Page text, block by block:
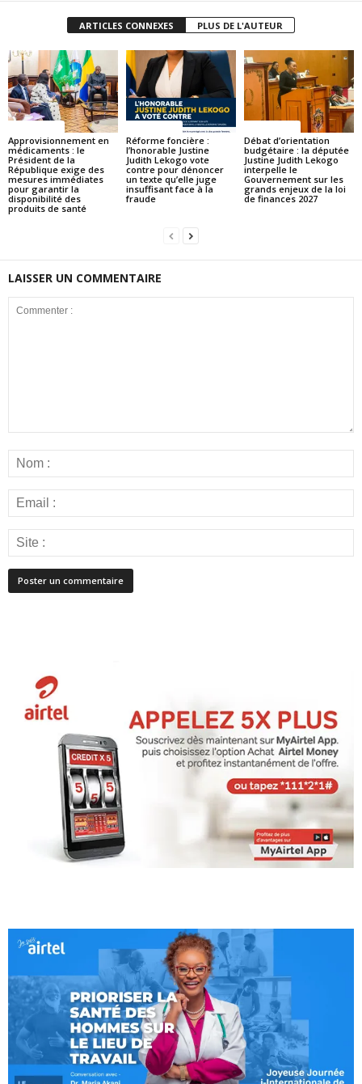
ARTICLES CONNEXES PLUS DE L'AUTEUR
Approvisionnement en
médicaments : le
Président de la
République exige des
mesures immédiates
pour garantir la
disponibilité des
produits de santé
Réforme foncière :
l’honorable Justine
Judith Lekogo vote
contre pour dénoncer
un texte qu’elle juge
insuffisant face à la
fraude
Débat d’orientation
budgétaire : la députée
Justine Judith Lekogo
interpelle le
Gouvernement sur les
grands enjeux de la loi
de finances 2027
LAISSER UN COMMENTAIRE